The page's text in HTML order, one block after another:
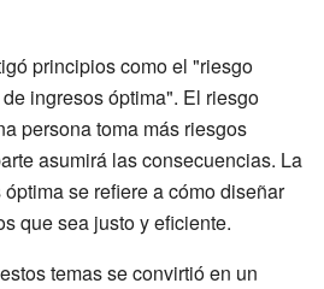
principios como el "riesgo
ingresos óptima". El riesgo
persona toma más riesgos
asumirá las consecuencias. La
se refiere a cómo diseñar
que sea justo y eficiente.
temas se convirtió en un